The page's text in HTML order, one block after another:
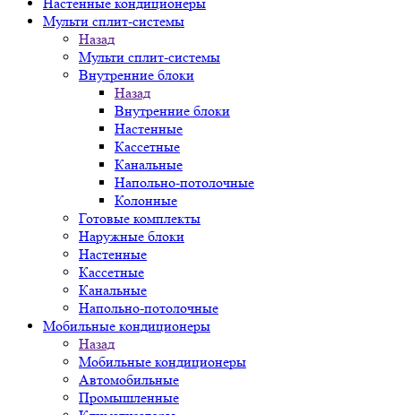
Мульти сплит-системы
Назад
Мульти сплит-системы
Внутренние блоки
Назад
Внутренние блоки
Настенные
Кассетные
Канальные
Напольно-потолочные
Колонные
Готовые комплекты
Наружные блоки
Настенные
Кассетные
Канальные
Напольно-потолочные
Мобильные кондиционеры
Назад
Мобильные кондиционеры
Автомобильные
Промышленные